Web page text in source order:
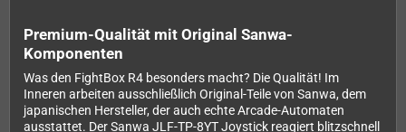
Premium-Qualität mit Original Sanwa-
Komponenten
Was den FightBox R4 besonders macht? Die Qualität! Im
Inneren arbeiten ausschließlich Original-Teile von Sanwa, dem
japanischen Hersteller, der auch echte Arcade-Automaten
ausstattet. Der Sanwa JLF-TP-8YT Joystick reagiert blitzschnell